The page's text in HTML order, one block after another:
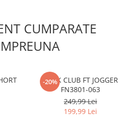
CUMPARATE
-20%
M NK CLUB FT JOGGER
FN3801-063
249,99 Lei
199,99 Lei